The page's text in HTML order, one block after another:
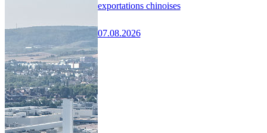
exportations chinoises
07.08.2026